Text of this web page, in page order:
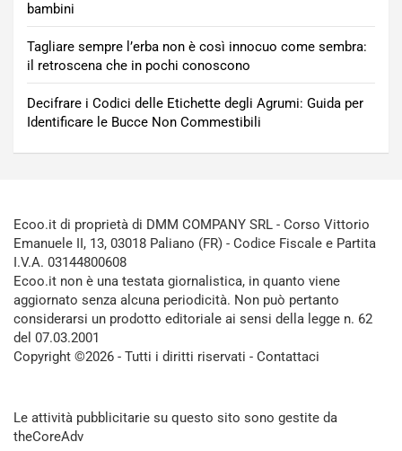
bambini
Tagliare sempre l’erba non è così innocuo come sembra:
il retroscena che in pochi conoscono
Decifrare i Codici delle Etichette degli Agrumi: Guida per
Identificare le Bucce Non Commestibili
Ecoo.it di proprietà di DMM COMPANY SRL - Corso Vittorio
Emanuele II, 13, 03018 Paliano (FR) - Codice Fiscale e Partita
I.V.A. 03144800608
Ecoo.it non è una testata giornalistica, in quanto viene
aggiornato senza alcuna periodicità. Non può pertanto
considerarsi un prodotto editoriale ai sensi della legge n. 62
del 07.03.2001
Copyright ©2026 - Tutti i diritti riservati - Contattaci
Le attività pubblicitarie su questo sito sono gestite da
theCoreAdv